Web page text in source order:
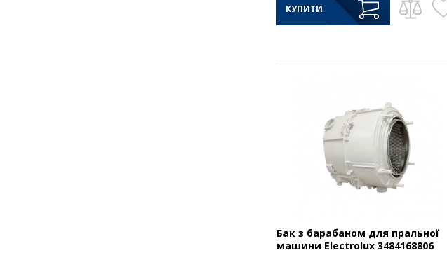
КУПИТИ
Бак з барабаном для пральної
машини Electrolux 3484168806